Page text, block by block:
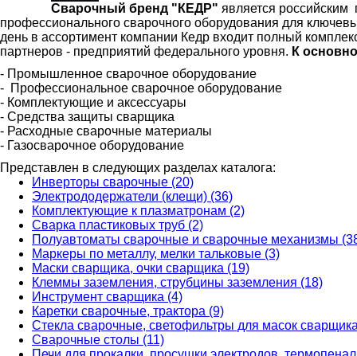
Сварочный бренд "КЕДР" является
профессионального сварочного оборудования для
день в ассортимент компании Кедр входит полный
партнеров - предприятий федерального уровня. К
- Промышленное сварочное оборудование
- Профессиональное сварочное оборудование
- Комплектующие и аксессуары
- Средства защиты сварщика
- Расходные сварочные материалы
- Газосварочное оборудование
Представлен в следующих разделах каталога:
Инверторы сварочные (20)
Электрододержатели (клещи) (36)
Комплектующие к плазматронам (2)
Сварка пластиковых труб (2)
Полуавтоматы сварочные и сварочные механизмы
Маркеры по металлу, мелки тальковые (3)
Маски сварщика, очки сварщика (19)
Клеммы заземления, струбцины заземления (18)
Инструмент сварщика (4)
Каретки сварочные, трактора (9)
Стекла сварочные, светофильтры для масок
Сварочные столы (11)